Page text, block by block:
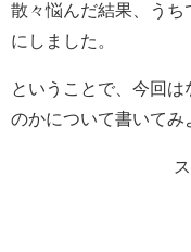
散々悩んだ結果、うち
にしました。
ということで、今回
のかについて書いてみ